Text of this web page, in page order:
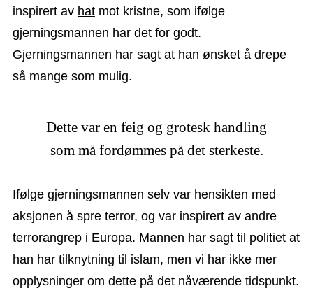
inspirert av hatmot kristne, som ifølge
gjerningsmannen har det for godt.
Gjerningsmannen har sagt at han ønsket å drepe
så mange som mulig.
Dette var en feig og grotesk handling
som må fordømmes på det sterkeste.
Ifølge gjerningsmannen selv var hensikten med
aksjonen å spre terror, og var inspirert av andre
terrorangrep i Europa. Mannen har sagt til politiet at
han har tilknytning til islam, men vi har ikke mer
opplysninger om dette på det nåværende tidspunkt.